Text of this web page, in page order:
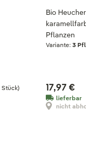
Stück)
Bio
Pflanzen
Variante:3
17,97 €
lieferbar
nicht